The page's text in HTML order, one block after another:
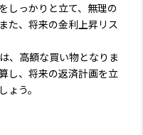
しっかりと立て、無理の
た、将来の金利上昇リス
、高額な買い物となりま
し、将来の返済計画を立
う。